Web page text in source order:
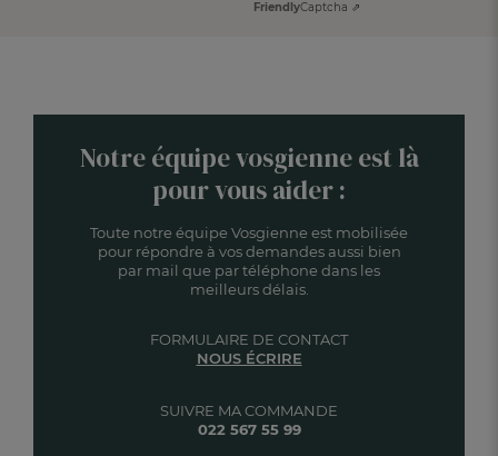
FriendlyCaptcha ⇗
Notre équipe vosgienne est là
pour vous aider :
Toute notre équipe Vosgienne est mobilisée
pour répondre à vos demandes aussi bien
par mail que par téléphone dans les
meilleurs délais.
SUIVRE MA COMMANDE
022 567 55 99
FORMULAIRE DE CONTACT
NOUS ÉCRIRE